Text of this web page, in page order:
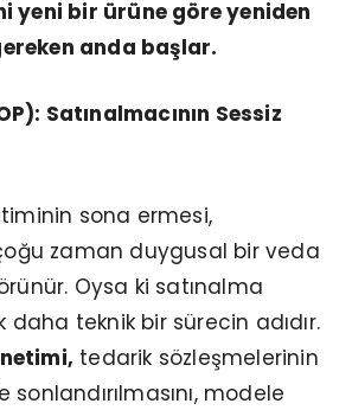
yeni bir ürüne göre yeniden
anda başlar.
Satınalmacının Sessiz
sona ermesi,
zaman duygusal bir veda
Oysa ki satınalma
daha teknik bir sürecin adıdır.
tedarik sözleşmelerinin
modele